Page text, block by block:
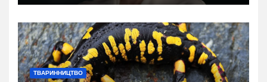
ТВАРИННИЦТВО